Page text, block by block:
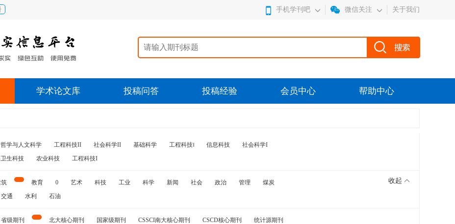
手机学刊吧 微信关注 关于我们
学术论文库 投稿问答 投稿经验 会员中心 帮助中心
哲学与人文科学 工程科技II 社会科学II 基础科学 工程科技‖ 信息科技
社会科学I
生科技 农业科技 工程科技I
教育 0 艺术 科技 工业 科学 新闻 社会 政治 管理
煤炭
交通 水利 石油
收起
省级期刊 北大核心期刊 国家级期刊 CSSCI南大核心期刊 CSCD核心期刊
统计源期刊